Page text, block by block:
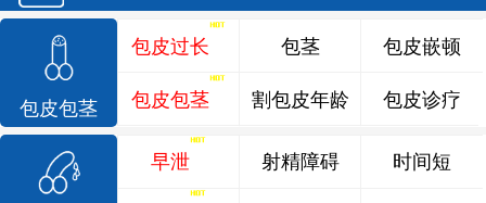
包皮包茎
包皮过长
包皮包茎
包茎
割包皮年龄
包皮嵌顿
包皮诊疗
早泄 射精障碍 时间短